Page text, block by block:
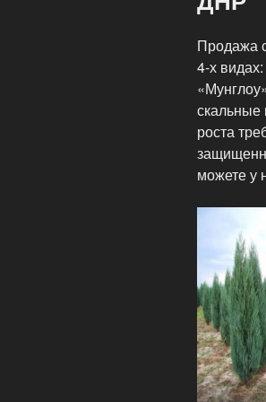
Продажа
4-х
скальные
роста
можете у